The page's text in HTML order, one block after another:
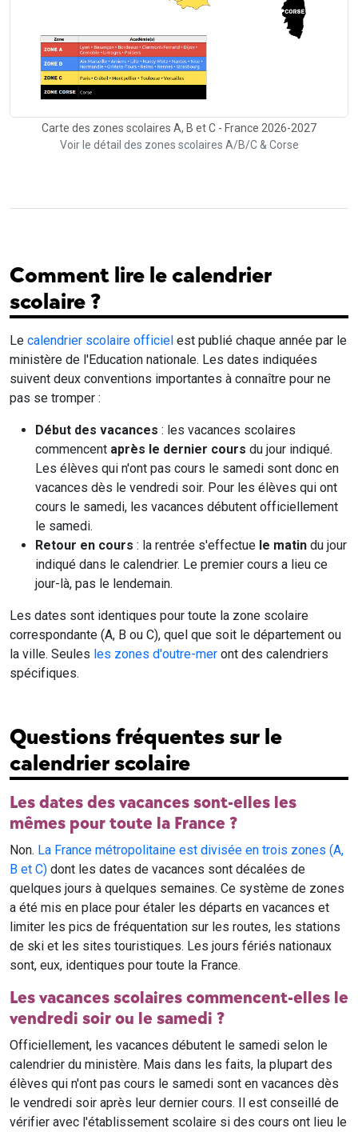
Carte des zones scolaires A, B et C - France 2026-2027
Voir le détail des zones scolaires A/B/C & Corse
Comment lire le calendrier
scolaire ?
Le calendrier scolaire officiel est publié chaque année par le
ministère de l'Education nationale. Les dates indiquées
suivent deux conventions importantes à connaître pour ne
pas se tromper :
Début des vacances : les vacances scolaires
commencent après le dernier cours du jour indiqué.
Les élèves qui n'ont pas cours le samedi sont donc en
vacances dès le vendredi soir. Pour les élèves qui ont
cours le samedi, les vacances débutent officiellement
le samedi.
Retour en cours : la rentrée s'effectue le matin du jour
indiqué dans le calendrier. Le premier cours a lieu ce
jour-là, pas le lendemain.
Les dates sont identiques pour toute la zone scolaire
correspondante (A, B ou C), quel que soit le département ou
la ville. Seules les zones d'outre-mer ont des calendriers
spécifiques.
Questions fréquentes sur le
calendrier scolaire
Les dates des vacances sont-elles les
mêmes pour toute la France ?
Non. La France métropolitaine est divisée en trois zones (A,
B et C) dont les dates de vacances sont décalées de
quelques jours à quelques semaines. Ce système de zones
a été mis en place pour étaler les départs en vacances et
limiter les pics de fréquentation sur les routes, les stations
de ski et les sites touristiques. Les jours fériés nationaux
sont, eux, identiques pour toute la France.
Les vacances scolaires commencent-elles le
vendredi soir ou le samedi ?
Officiellement, les vacances débutent le samedi selon le
calendrier du ministère. Mais dans les faits, la plupart des
élèves qui n'ont pas cours le samedi sont en vacances dès
le vendredi soir après leur dernier cours. Il est conseillé de
vérifier avec l'établissement scolaire si des cours ont lieu le